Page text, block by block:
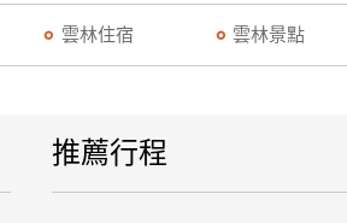
雲林住宿 雲林景點
推薦行程